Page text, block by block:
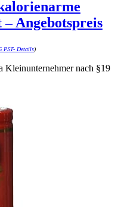
Angebotspreis
PST- Details)
Kleinunternehmer nach §19